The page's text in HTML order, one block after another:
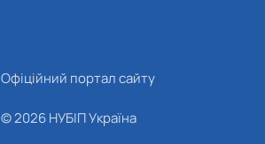
Офіційний портал сайту
© 2026 НУБІП Україна